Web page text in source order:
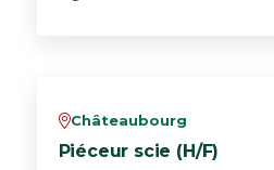
vChâteaubourg
Piéceur scie (H/F)